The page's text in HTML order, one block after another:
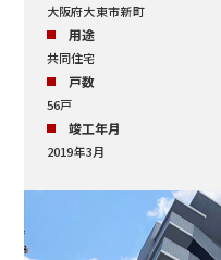
大阪府大東市新町
用途
共同住宅
戸数
56戸
竣工年月
2019年3月